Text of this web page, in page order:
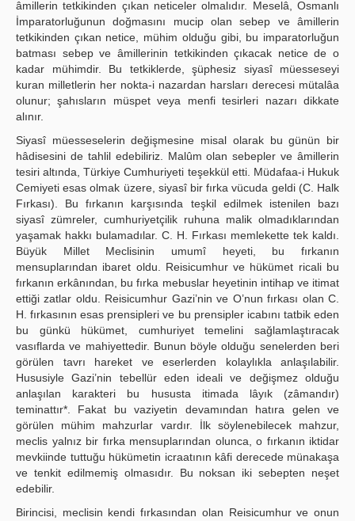
âmillerin tetkikinden çıkan neticeler olmalıdır. Meselâ, Osmanlı
İmparatorluğunun doğmasını mucip olan sebep ve âmillerin
tetkikinden çıkan netice, mühim olduğu gibi, bu imparatorluğun
batması sebep ve âmillerinin tetkikinden çıkacak netice de o
kadar mühimdir. Bu tetkiklerde, şüphesiz siyasî müesseseyi
kuran milletlerin her nokta-i nazardan harsları derecesi mütalâa
olunur; şahısların müspet veya menfi tesirleri nazarı dikkate
alınır.
Siyasî müesseselerin değişmesine misal olarak bu günün bir
hâdisesini de tahlil edebiliriz. Malûm olan sebepler ve âmillerin
tesiri altında, Türkiye Cumhuriyeti teşekkül etti. Müdafaa-i Hukuk
Cemiyeti esas olmak üzere, siyasî bir fırka vücuda geldi (C. Halk
Fırkası). Bu fırkanın karşısında teşkil edilmek istenilen bazı
siyasî zümreler, cumhuriyetçilik ruhuna malik olmadıklarından
yaşamak hakkı bulamadılar. C. H. Fırkası memlekette tek kaldı.
Büyük Millet Meclisinin umumî heyeti, bu fırkanın
mensuplarından ibaret oldu. Reisicumhur ve hükümet ricali bu
fırkanın erkânından, bu fırka mebuslar heyetinin intihap ve itimat
ettiği zatlar oldu. Reisicumhur Gazi’nin ve O’nun fırkası olan C.
H. fırkasının esas prensipleri ve bu prensipler icabını tatbik eden
bu günkü hükümet, cumhuriyet temelini sağlamlaştıracak
vasıflarda ve mahiyettedir. Bunun böyle olduğu senelerden beri
görülen tavrı hareket ve eserlerden kolaylıkla anlaşılabilir.
Hususiyle Gazi’nin tebellür eden ideali ve değişmez olduğu
anlaşılan karakteri bu hususta itimada lâyık (zâmandır)
teminattır*. Fakat bu vaziyetin devamından hatıra gelen ve
görülen mühim mahzurlar vardır. İlk söylenebilecek mahzur,
meclis yalnız bir fırka mensuplarından olunca, o fırkanın iktidar
mevkiinde tuttuğu hükümetin icraatının kâfi derecede münakaşa
ve tenkit edilmemiş olmasıdır. Bu noksan iki sebepten neşet
edebilir.
Birincisi, meclisin kendi fırkasından olan Reisicumhur ve onun